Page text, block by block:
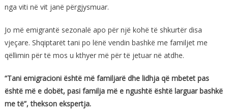
nga viti në vit janë përgjysmuar.
Jo më emigrantë sezonalë apo për një kohë të shkurtër disa
vjeçare. Shqiptarët tani po lënë vendin bashkë me familjet me
qëllimin për të mos u kthyer më për të jetuar në atdhe.
“Tani emigracioni është më familjarë dhe lidhja që mbetet pas
është më e dobët, pasi familja më e ngushtë është larguar bashkë
me të”, thekson ekspertja.